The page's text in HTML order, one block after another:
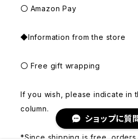
ショップに質
〇 Amazon Pay
◆Information from the store
〇 Free gift wrapping
If you wish, please indicate in
column.
*Since shipping is free,